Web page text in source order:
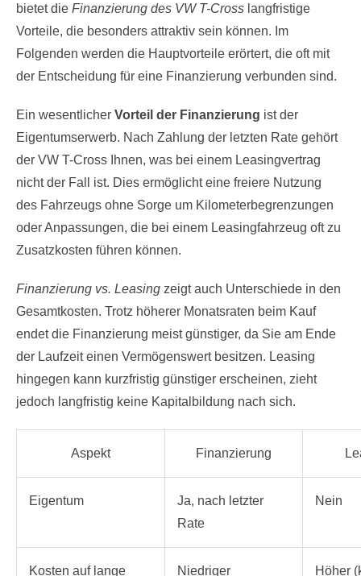
bietet die Finanzierung des VW T-Cross langfristige
Vorteile, die besonders attraktiv sein können. Im
Folgenden werden die Hauptvorteile erörtert, die oft mit
der Entscheidung für eine Finanzierung verbunden sind.
Ein wesentlicher Vorteil der Finanzierung ist der
Eigentumserwerb. Nach Zahlung der letzten Rate gehört
der VW T-Cross Ihnen, was bei einem Leasingvertrag
nicht der Fall ist. Dies ermöglicht eine freiere Nutzung
des Fahrzeugs ohne Sorge um Kilometerbegrenzungen
oder Anpassungen, die bei einem Leasingfahrzeug oft zu
Zusatzkosten führen können.
Finanzierung vs. Leasing zeigt auch Unterschiede in den
Gesamtkosten. Trotz höherer Monatsraten beim Kauf
endet die Finanzierung meist günstiger, da Sie am Ende
der Laufzeit einen Vermögenswert besitzen. Leasing
hingegen kann kurzfristig günstiger erscheinen, zieht
jedoch langfristig keine Kapitalbildung nach sich.
Aspekt Finanzierung
Eigentum
Ja, nach letzter
Rate
Nein
Kosten auf lange Niedriger Höher